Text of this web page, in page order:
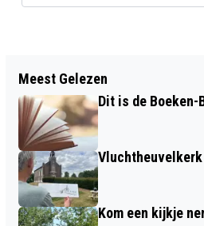
HET VERTROUWDE
GOEDE BEVEILIGING
Meest Gelezen
Dit is de Boeken-
Kom een kijkje